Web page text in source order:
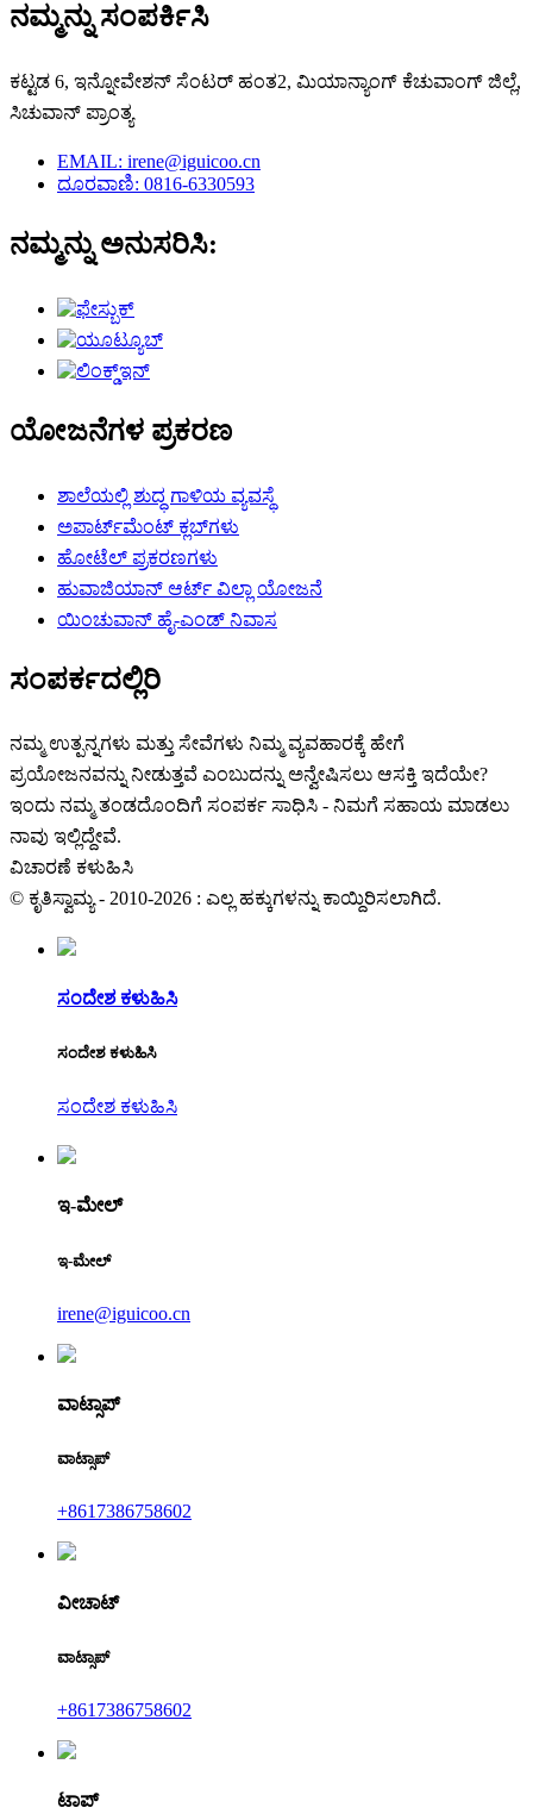
ನಮ್ಮನ್ನು ಸಂಪರ್ಕಿಸಿ
ಕಟ್ಟಡ 6, ಇನ್ನೋವೇಶನ್ ಸೆಂಟರ್ ಹಂತ2, ಮಿಯಾನ್ಯಾಂಗ್ ಕೆಚುವಾಂಗ್ ಜಿಲ್ಲೆ,
ಸಿಚುವಾನ್ ಪ್ರಾಂತ್ಯ
EMAIL: irene@iguicoo.cn
ದೂರವಾಣಿ: 0816-6330593
ನಮ್ಮನ್ನು ಅನುಸರಿಸಿ:
ಯೋಜನೆಗಳ ಪ್ರಕರಣ
ಶಾಲೆಯಲ್ಲಿ ಶುದ್ಧ ಗಾಳಿಯ ವ್ಯವಸ್ಥೆ
ಅಪಾರ್ಟ್‌ಮೆಂಟ್ ಕ್ಲಬ್‌ಗಳು
ಹೋಟೆಲ್ ಪ್ರಕರಣಗಳು
ಹುವಾಜಿಯಾನ್ ಆರ್ಟ್ ವಿಲ್ಲಾ ಯೋಜನೆ
ಯಿಂಚುವಾನ್ ಹೈ-ಎಂಡ್ ನಿವಾಸ
ಸಂಪರ್ಕದಲ್ಲಿರಿ
ನಮ್ಮ ಉತ್ಪನ್ನಗಳು ಮತ್ತು ಸೇವೆಗಳು ನಿಮ್ಮ ವ್ಯವಹಾರಕ್ಕೆ ಹೇಗೆ
ಪ್ರಯೋಜನವನ್ನು ನೀಡುತ್ತವೆ ಎಂಬುದನ್ನು ಅನ್ವೇಷಿಸಲು ಆಸಕ್ತಿ ಇದೆಯೇ?
ಇಂದು ನಮ್ಮ ತಂಡದೊಂದಿಗೆ ಸಂಪರ್ಕ ಸಾಧಿಸಿ - ನಿಮಗೆ ಸಹಾಯ ಮಾಡಲು
ನಾವು ಇಲ್ಲಿದ್ದೇವೆ.
ವಿಚಾರಣೆ ಕಳುಹಿಸಿ
© ಕೃತಿಸ್ವಾಮ್ಯ - 2010-2026 : ಎಲ್ಲ ಹಕ್ಕುಗಳನ್ನು ಕಾಯ್ದಿರಿಸಲಾಗಿದೆ.
ಸಂದೇಶ ಕಳುಹಿಸಿ
ಸಂದೇಶ ಕಳುಹಿಸಿ
ಸಂದೇಶ ಕಳುಹಿಸಿ
ಇ-ಮೇಲ್
ಇ-ಮೇಲ್
irene@iguicoo.cn
ವಾಟ್ಸಾಪ್
ವಾಟ್ಸಾಪ್
+8617386758602
ವೀಚಾಟ್
ವಾಟ್ಸಾಪ್
+8617386758602
ಟಾಪ್